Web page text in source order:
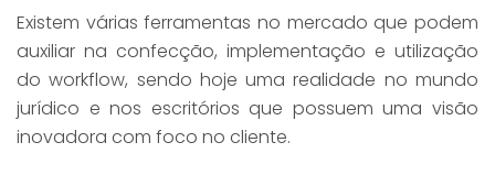
Existem várias ferramentas no mercado que podem
auxiliar na confecção, implementação e utilização
do workflow, sendo hoje uma realidade no mundo
jurídico e nos escritórios que possuem uma visão
inovadora com foco no cliente.